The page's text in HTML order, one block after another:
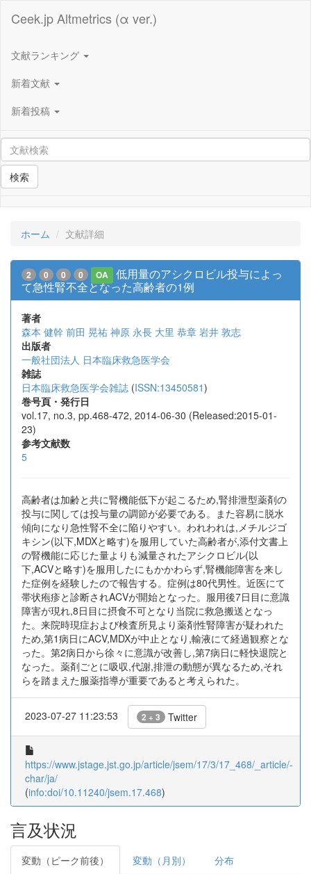
Ceek.jp Altmetrics (α ver.)
文献ランキング
新着文献
新着投稿
検索
ホーム 文献詳細
2 0 0 0 OA
低用量のアシクロビル投与によっ
て急性腎不全となった高齢者の1例
著者
森本 健幹 前田 晃祐 神原 永長 大里 恭章 岩井 敦志
出版者
一般社団法人 日本臨床救急医学会
雑誌
日本臨床救急医学会雑誌 (ISSN:13450581)
巻号頁・発行日
vol.17, no.3, pp.468-472, 2014-06-30 (Released:2015-01-
23)
参考文献数
5
高齢者は加齢と共に腎機能低下が起こるため,腎排泄型薬剤の
投与に関しては投与量の調節が必要である。また容易に脱水
傾向になり急性腎不全に陥りやすい。われわれは,メチルジゴ
キシン(以下,MDXと略す)を服用していた高齢者が,添付文書上
の腎機能に応じた量よりも減量されたアシクロビル(以
下,ACVと略す)を服用したにもかかわらず,腎機能障害を来し
た症例を経験したので報告する。症例は80代男性。近医にて
帯状疱疹と診断されACVが開始となった。服用後7日目に意識
障害が現れ,8日目に摂食不可となり当院に救急搬送となっ
た。来院時現症および検査所見より薬剤性腎障害が疑われた
ため,第1病日にACV,MDXが中止となり,輸液にて経過観察とな
った。第2病日から徐々に意識が改善し,第7病日に軽快退院と
なった。薬剤ごとに吸収,代謝,排泄の動態が異なるため,それ
らを踏まえた服薬指導が重要であると考えられた。
2023-07-27 11:23:53 2 + 3 Twitter
https://www.jstage.jst.go.jp/article/jsem/17/3/17_468/_article/-
char/ja/
(info:doi/10.11240/jsem.17.468)
言及状況
変動（ピーク前後） 変動（月別） 分布